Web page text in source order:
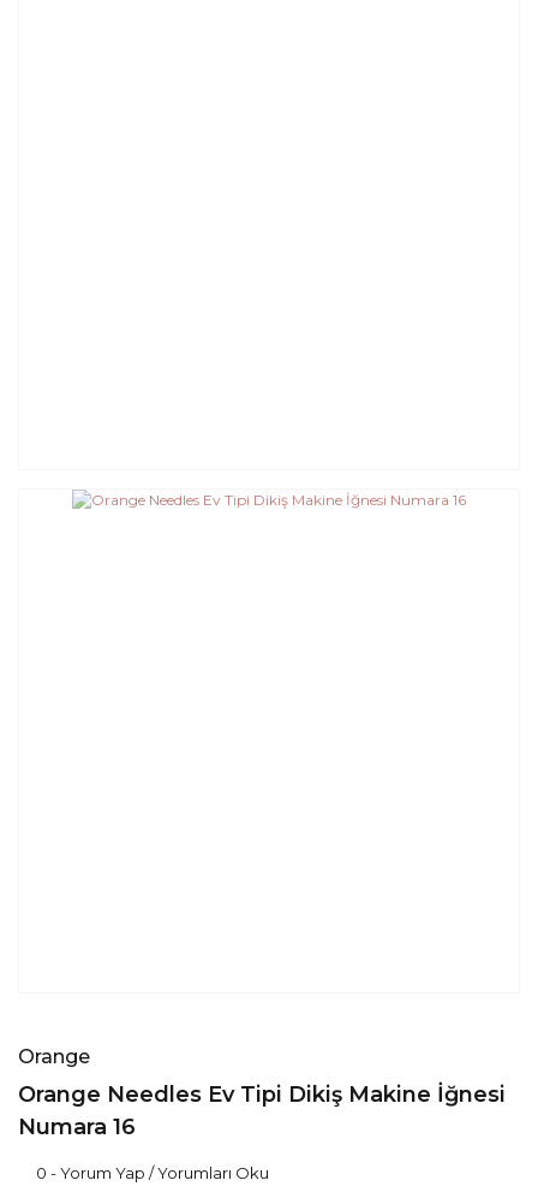
Orange
Orange Needles Ev Tipi Dikiş Makine İğnesi
Numara 16
0 - Yorum Yap / Yorumları Oku